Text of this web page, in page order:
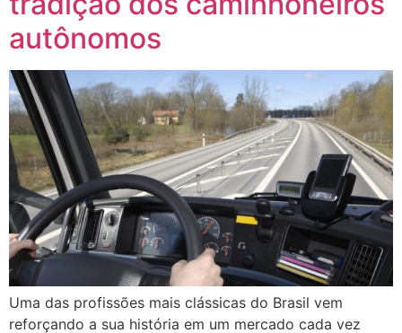
autônomos
Uma das profissões mais clássicas do Brasil vem
reforçando a sua história em um mercado cada vez